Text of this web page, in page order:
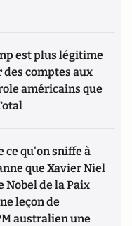
est plus légitime
comptes aux
américains que
ce qu'on sniffe à
que Xavier Niel
Nobel de la Paix
leçon de
australien une